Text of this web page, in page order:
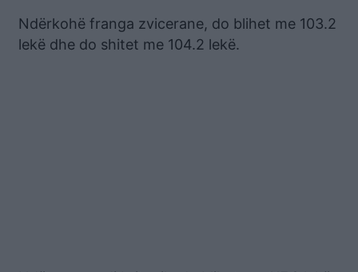
Ndërkohë franga zvicerane, do blihet me 103.2
lekë dhe do shitet me 104.2 lekë.